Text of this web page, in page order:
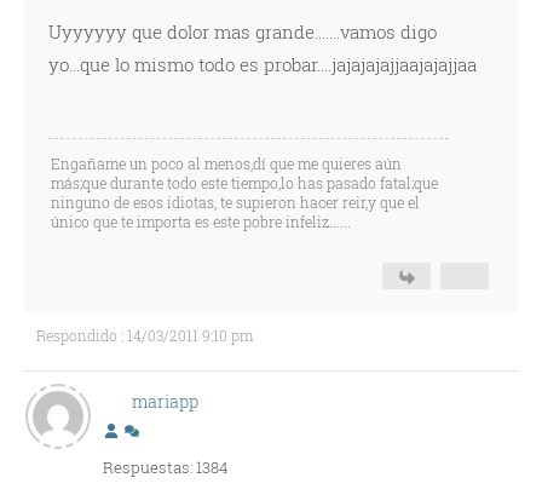
Uyyyyyy que dolor mas grande.......vamos digo
yo...que lo mismo todo es probar....jajajajajjaajajajjaa
Engañame un poco al menos,dí que me quieres aún
más;que durante todo este tiempo,lo has pasado fatal;que
ninguno de esos idiotas, te supieron hacer reir,y que el
único que te importa es este pobre infeliz......
Respondido : 14/03/2011 9:10 pm
mariapp
Respuestas: 1384